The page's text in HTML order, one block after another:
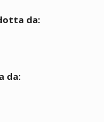
da:
da: